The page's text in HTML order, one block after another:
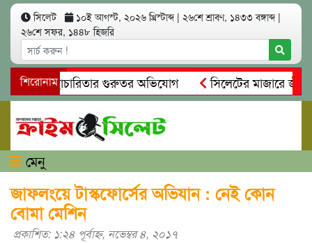
সিলেট ১০ই আগস্ট, ২০২৬ খ্রিস্টাব্দ | ২৬শে শ্রাবণ, ১৪৩৩ বঙ্গাব্দ |
২৬শে সফর, ১৪৪৮ হিজরি
শিরোনাম
ও স্বেচ্ছাচারিতার গুরুতর অভিযোগ
সিলেটের মাজারে
দলিল ফাঁস
গোয়াইনঘাটে প্রেমের ফাঁদে তরুণী পাচার:
মেনু
জাফলংয়ে টাস্কফোর্সের অভিযান : নেই কোন
বোমা মেশিন
প্রকাশিত: ১:২৪ পূর্বাহ্ণ, নভেম্বর ৪, ২০১৭